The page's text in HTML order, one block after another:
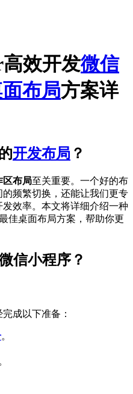
效开发微信
布局方案详
开发布局 ？
区布局至关重要。一个好的布
频繁切换，还能让我们更专
效率。本文将详细介绍一种
佳桌面布局方案，帮助你更
信小程序？
成以下准备：
。